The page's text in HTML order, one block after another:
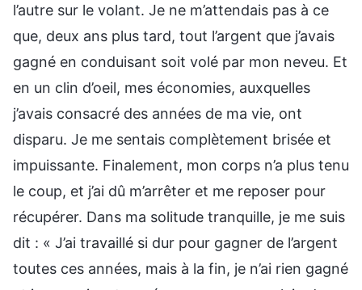
l’autre sur le volant. Je ne m’attendais pas à ce
que, deux ans plus tard, tout l’argent que j’avais
gagné en conduisant soit volé par mon neveu. Et
en un clin d’oeil, mes économies, auxquelles
j’avais consacré des années de ma vie, ont
disparu. Je me sentais complètement brisée et
impuissante. Finalement, mon corps n’a plus tenu
le coup, et j’ai dû m’arrêter et me reposer pour
récupérer. Dans ma solitude tranquille, je me suis
dit : « J’ai travaillé si dur pour gagner de l’argent
toutes ces années, mais à la fin, je n’ai rien gagné